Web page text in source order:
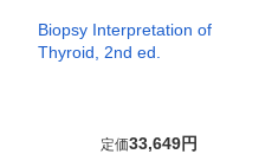
Biopsy Interpretation of
Thyroid, 2nd ed.
定価33,649円